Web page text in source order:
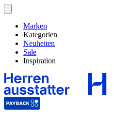
Marken
Kategorien
Neuheiten
Sale
Inspiration